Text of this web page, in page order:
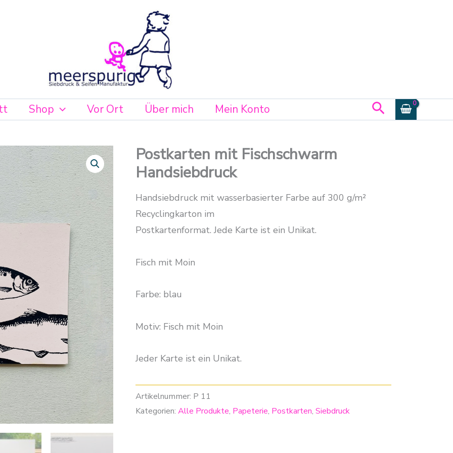
Shop Vor Ort Über mich Mein Konto Suchen
Postkarten mit Fischschwarm
Handsiebdruck
Handsiebdruck mit wasserbasierter Farbe auf 300 g/m²
Recyclingkarton im
Postkartenformat. Jede Karte ist ein Unikat.
Fisch mit Moin
Farbe: blau
Motiv: Fisch mit Moin
Jeder Karte ist ein Unikat.
Artikelnummer: P 11
Kategorien: Alle Produkte, Papeterie, Postkarten, Siebdruck